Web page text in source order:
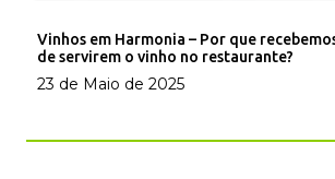
Vinhos em Harmonia – Por que
de servirem o vinho no restaurante?
23 de Maio de 2025